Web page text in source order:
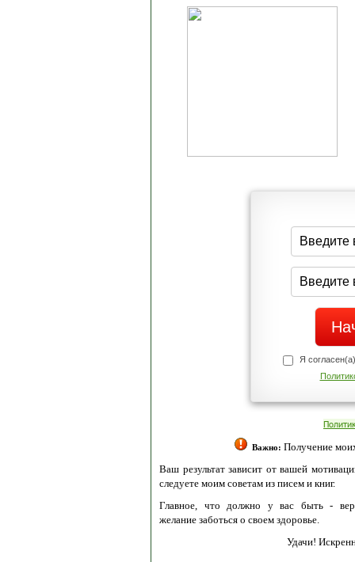
Я
Важно: Получение
Ваш результат зависит от вашей
следуете моим советам из писем и книг.
Главное, что должно у вас быть -
желание заботься о своем здоровье.
Удачи!